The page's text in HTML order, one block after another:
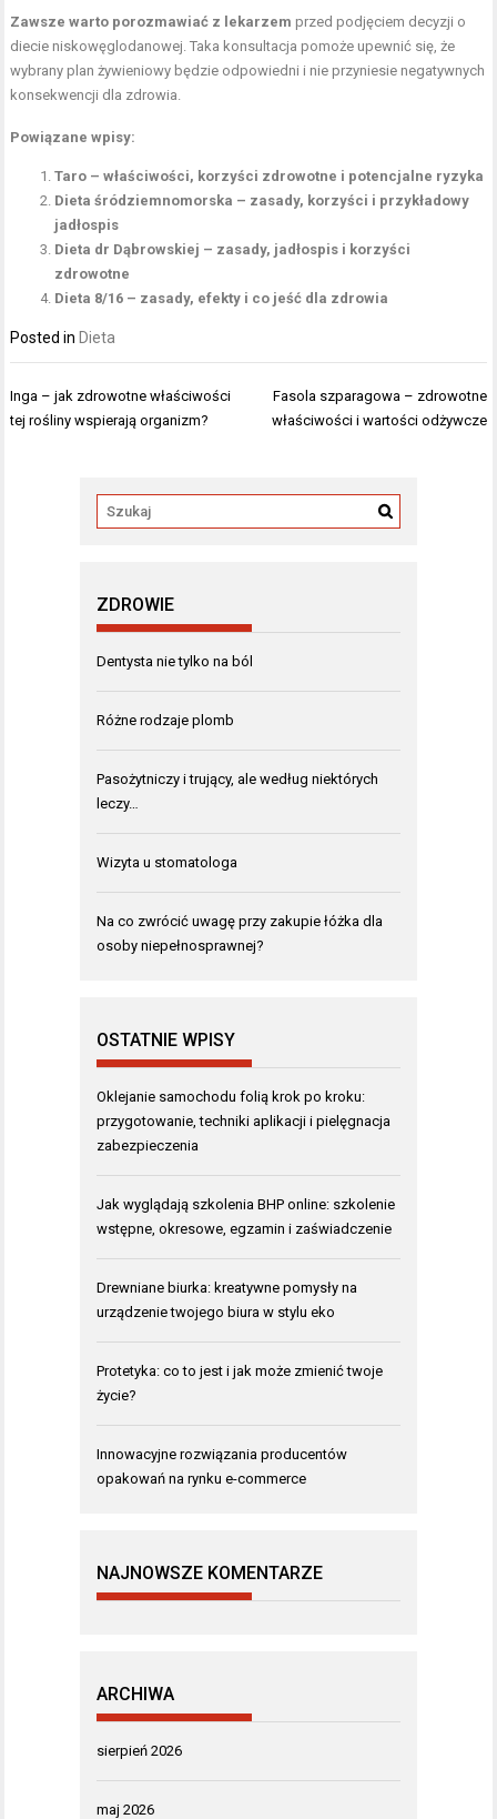
Zawsze warto porozmawiać z lekarzem przed podjęciem decyzji o
diecie niskowęglodanowej. Taka konsultacja pomoże upewnić się, że
wybrany plan żywieniowy będzie odpowiedni i nie przyniesie negatywnych
konsekwencji dla zdrowia.
Powiązane wpisy:
Taro – właściwości, korzyści zdrowotne i potencjalne ryzyka
Dieta śródziemnomorska – zasady, korzyści i przykładowy
jadłospis
Dieta dr Dąbrowskiej – zasady, jadłospis i korzyści
zdrowotne
Dieta 8/16 – zasady, efekty i co jeść dla zdrowia
Posted in Dieta
Nawigacja
wpisu
Inga – jak zdrowotne właściwości
tej rośliny wspierają organizm?
Fasola szparagowa – zdrowotne
właściwości i wartości odżywcze
ZDROWIE
Dentysta nie tylko na ból
Różne rodzaje plomb
Pasożytniczy i trujący, ale według niektórych
leczy…
Wizyta u stomatologa
Na co zwrócić uwagę przy zakupie łóżka dla
osoby niepełnosprawnej?
OSTATNIE WPISY
Oklejanie samochodu folią krok po kroku:
przygotowanie, techniki aplikacji i pielęgnacja
zabezpieczenia
Jak wyglądają szkolenia BHP online: szkolenie
wstępne, okresowe, egzamin i zaświadczenie
Drewniane biurka: kreatywne pomysły na
urządzenie twojego biura w stylu eko
Protetyka: co to jest i jak może zmienić twoje
życie?
Innowacyjne rozwiązania producentów
opakowań na rynku e-commerce
NAJNOWSZE KOMENTARZE
ARCHIWA
sierpień 2026
maj 2026